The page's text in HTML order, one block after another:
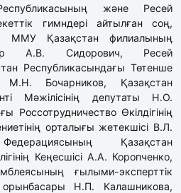
және Ресей
гимндері айтылған соң,
ММУ Қазақстан филиалының
А.В. Сидорович, Ресей
Республикасындағы Төтенше
М.Н. Бочарников, Қазақстан
Мәжілісінің депутаты Н.О.
Россотрудничество Өкілдігінің
орталығы жетекшісі В.Л.
Қазақстан
Кеңесшісі А.А. Коропченко,
ғылыми-эксперттік
орынбасары Н.П. Калашникова,